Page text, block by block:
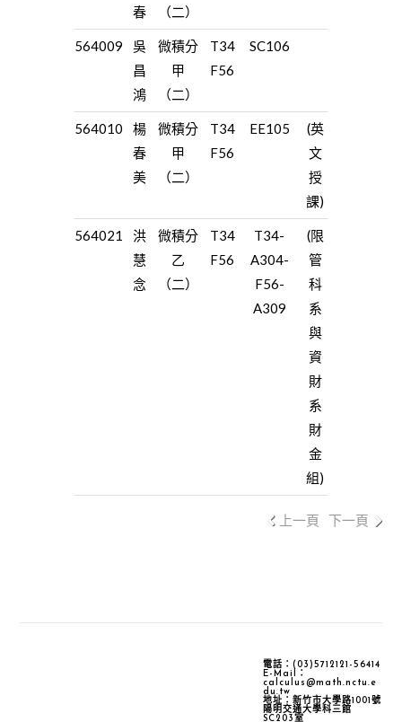
春
（二）
564009
吳
昌
鴻
微積分
甲
（二）
T34
F56
SC106
564010
楊
春
美
微積分
甲
（二）
T34
F56
EE105
(英
文
授
課)
564021
洪
慧
念
微積分
乙
（二）
T34
F56
T34-
A304-
F56-
A309
(限
管
科
系
與
資
財
系
財
金
組)
上一頁 下一頁
電話：(03)5712121-56414
E-Mail：
calculus@math.nctu.e
du.tw
地址：新竹市大學路1001號
陽明交通大學科三館
SC203室